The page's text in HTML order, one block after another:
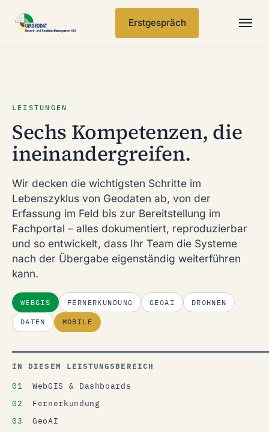
Erstgespräch
Branchen
Referenzen
Über
Kontakt
LEISTUNGEN
Sechs Kompetenzen, die
ineinandergreifen.
Wir decken die wichtigsten Schritte im
Lebenszyklus von Geodaten ab, von der
Erfassung im Feld bis zur Bereitstellung im
Fachportal – alles dokumentiert, reproduzierbar
und so entwickelt, dass Ihr Team die Systeme
nach der Übergabe eigenständig weiterführen
kann.
WEBGIS FERNERKUNDUNG GEOAI DROHNEN
DATEN MOBILE
IN DIESEM LEISTUNGSBEREICH
WebGIS & Dashboards
Fernerkundung
GeoAI